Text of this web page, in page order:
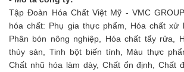
Tập Đoàn Hóa Chất Việt Mỹ - VMC
hóa chất: Phụ gia thực phẩm, Hóa chất xử
Phân bón nông nghiệp, Hóa chất tẩy rửa,
thủy sản, Tinh bột biến tính, Màu thực
Chất nhũ hóa làm dày, Chất ổn định, Chất